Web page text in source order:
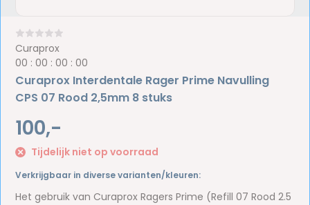
Curaprox
00 :00 :00 :00
Curaprox Interdentale Rager Prime Navulling
CPS 07 Rood 2,5mm 8 stuks
100,-
Tijdelijk niet op voorraad
Verkrijgbaar in diverse varianten/kleuren:
Het gebruik van Curaprox Ragers Prime (Refill 07 Rood 2.5